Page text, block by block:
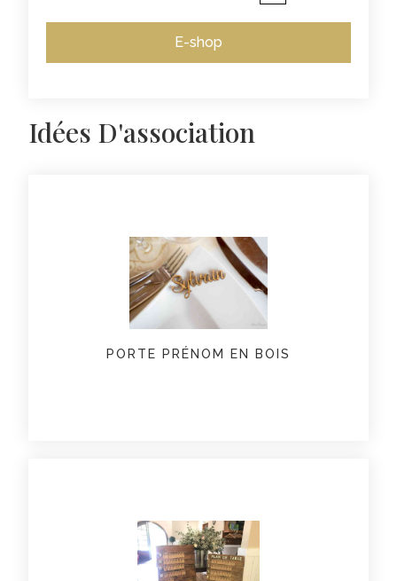
E-shop
Idées D'association
PORTE PRÉNOM EN BOIS